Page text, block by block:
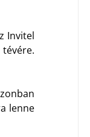
Invitel
lenne